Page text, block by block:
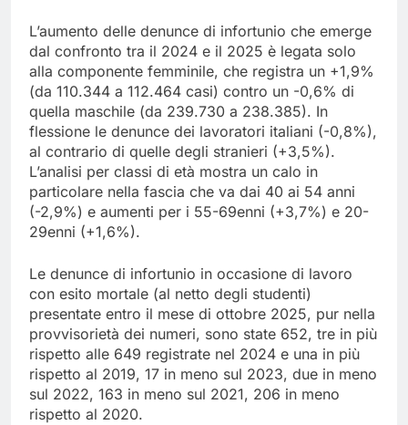
L’aumento delle denunce di infortunio che emerge
dal confronto tra il 2024 e il 2025 è legata solo
alla componente femminile, che registra un +1,9%
(da 110.344 a 112.464 casi) contro un -0,6% di
quella maschile (da 239.730 a 238.385). In
flessione le denunce dei lavoratori italiani (-0,8%),
al contrario di quelle degli stranieri (+3,5%).
L’analisi per classi di età mostra un calo in
particolare nella fascia che va dai 40 ai 54 anni
(-2,9%) e aumenti per i 55-69enni (+3,7%) e 20-
29enni (+1,6%).
Le denunce di infortunio in occasione di lavoro
con esito mortale (al netto degli studenti)
presentate entro il mese di ottobre 2025, pur nella
provvisorietà dei numeri, sono state 652, tre in più
rispetto alle 649 registrate nel 2024 e una in più
rispetto al 2019, 17 in meno sul 2023, due in meno
sul 2022, 163 in meno sul 2021, 206 in meno
rispetto al 2020.